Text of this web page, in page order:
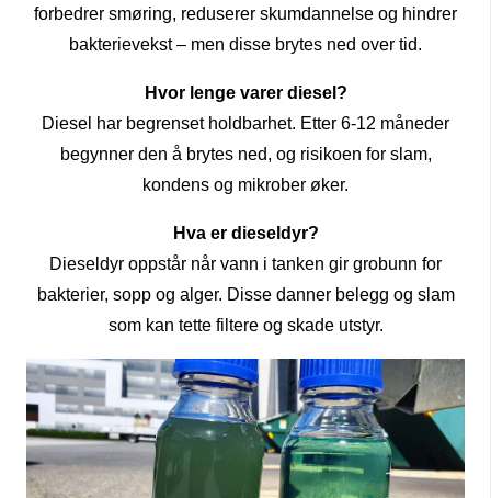
forbedrer smøring, reduserer skumdannelse og hindrer
bakterievekst – men disse brytes ned over tid.
Hvor lenge varer diesel?
Diesel har begrenset holdbarhet. Etter 6-12 måneder
begynner den å brytes ned, og risikoen for slam,
kondens og mikrober øker.
Hva er dieseldyr?
Dieseldyr oppstår når vann i tanken gir grobunn for
bakterier, sopp og alger. Disse danner belegg og slam
som kan tette filtere og skade utstyr.